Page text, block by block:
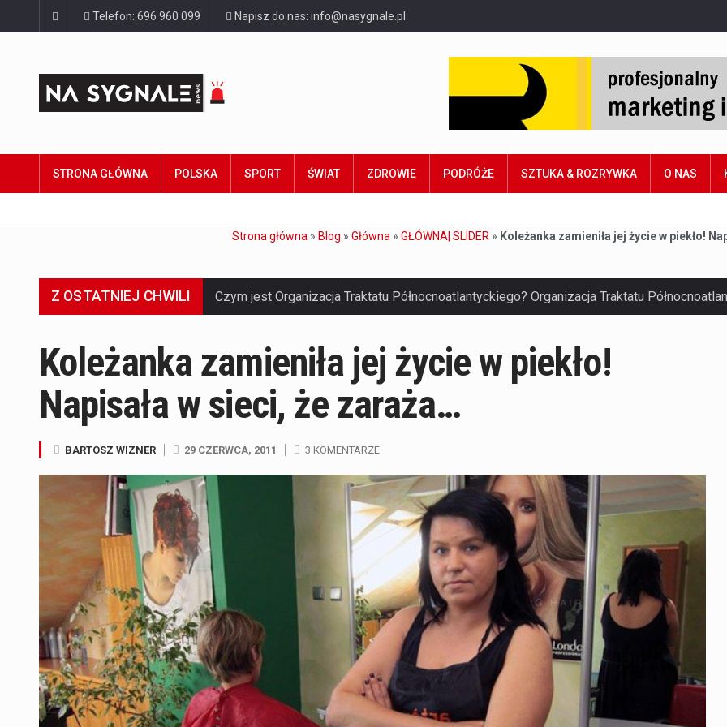
Telefon: 696 960 099 Napisz do nas: info@nasygnale.pl
STRONA GŁÓWNA POLSKA SPORT ŚWIAT ZDROWIE PODRÓŻE SZTUKA & ROZRYWKA O NAS
Strona główna » Blog » Główna » GŁÓWNA| SLIDER » Koleżanka zamieniła jej życie w piekło!
Z OSTATNIEJ CHWILI
Koleżanka zamieniła jej życie w piekło!
Napisała w sieci, że zaraża…
BARTOSZ WIZNER 29 CZERWCA, 2011 3 KOMENTARZE